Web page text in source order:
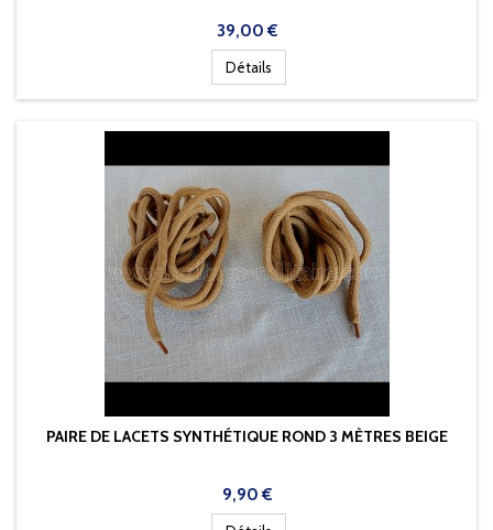
Prix
39,00 €
Détails
PAIRE DE LACETS SYNTHÉTIQUE ROND 3 MÈTRES BEIGE
Prix
9,90 €